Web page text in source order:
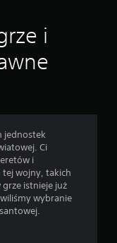
i
jednostek
Ci
i
tej wojny, takich
grze istnieje już
wybranie